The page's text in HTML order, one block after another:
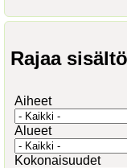
Rajaa
Aiheet
Alueet
Kokonaisuudet